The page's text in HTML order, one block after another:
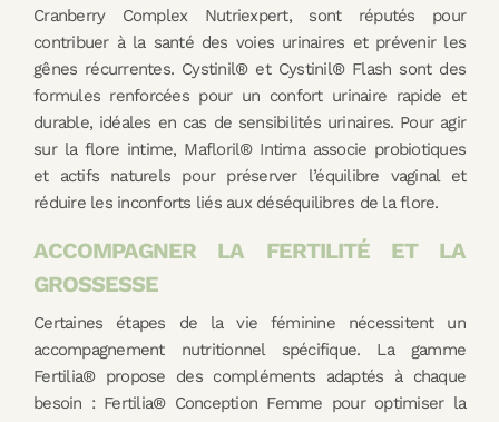
Cranberry Complex Nutriexpert, sont réputés pour
contribuer à la santé des voies urinaires et prévenir les
gênes récurrentes. Cystinil® et Cystinil® Flash sont des
formules renforcées pour un confort urinaire rapide et
durable, idéales en cas de sensibilités urinaires. Pour agir
sur la flore intime, Mafloril® Intima associe probiotiques
et actifs naturels pour préserver l’équilibre vaginal et
réduire les inconforts liés aux déséquilibres de la flore.
ACCOMPAGNER LA FERTILITÉ ET LA
GROSSESSE
Certaines étapes de la vie féminine nécessitent un
accompagnement nutritionnel spécifique. La gamme
Fertilia® propose des compléments adaptés à chaque
besoin : Fertilia® Conception Femme pour optimiser la